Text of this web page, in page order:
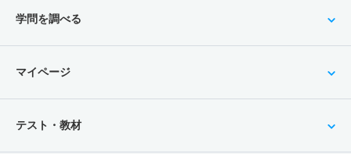
学問を調べる
マイページ
テスト・教材